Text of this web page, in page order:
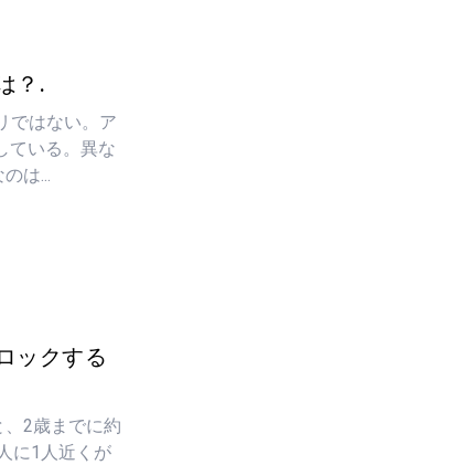
？.
ではない。ア
ている。異な
は...
ックする
2歳までに約
に1人近くが